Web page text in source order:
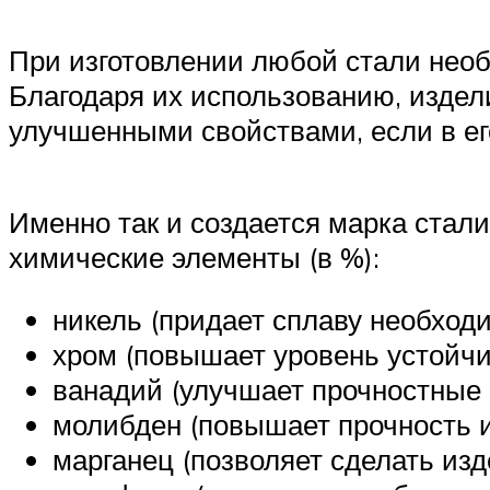
При изготовлении любой стали
Благодаря их использованию,
улучшенными свойствами, если в
Именно так и создается марка
химические элементы (в %):
никель (придает сплаву
хром (повышает уровень
ванадий (улучшает прочностные
молибден (повышает прочность
марганец (позволяет сделать